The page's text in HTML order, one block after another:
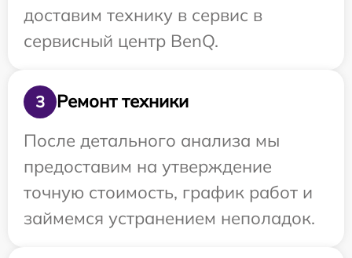
доставим технику в сервис в
сервисный центр BenQ.
3
Ремонт техники
После детального анализа мы
предоставим на утверждение
точную стоимость, график работ и
займемся устранением неполадок.